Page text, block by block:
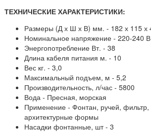
ТЕХНИЧЕСКИЕ ХАРАКТЕРИСТИКИ:
Размеры (Д х Ш х В) мм. - 182 х 115 х
Номинальное напряжение - 220-240
Энергопотребление Вт. - 38
Длина кабеля питания м. - 10
Вес кг. - 3,0
Максимальный подъем, м - 5,2
Производительность, л/час - 5800
Вода - Пресная, морская
Применение - Фонтан, ручей,
архитектурные формы
Насадки фонтанные, шт - 3